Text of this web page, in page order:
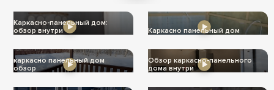
Каркасно-панельный дом:
обзор внутри
Каркасно панельный дом
каркасно панельный дом
обзор
Обзор каркасно-панельного
дома внутри